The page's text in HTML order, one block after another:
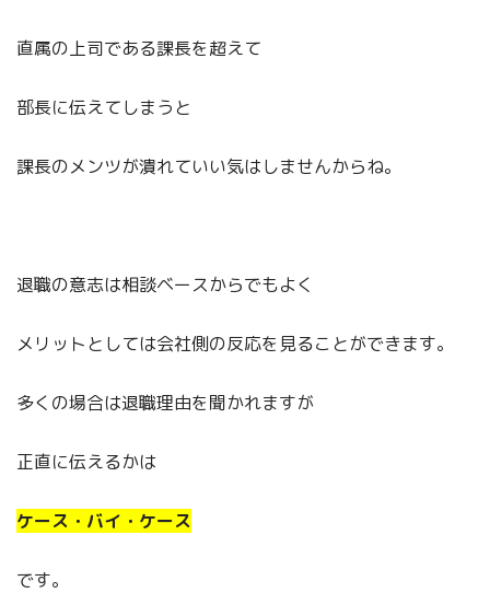
直属の上司である課長を超えて
部長に伝えてしまうと
課長のメンツが潰れていい気はしませんからね。
退職の意志は相談ベースからでもよく
メリットとしては会社側の反応を見ることができます。
多くの場合は退職理由を聞かれますが
正直に伝えるかは
ケース・バイ・ケース
です。